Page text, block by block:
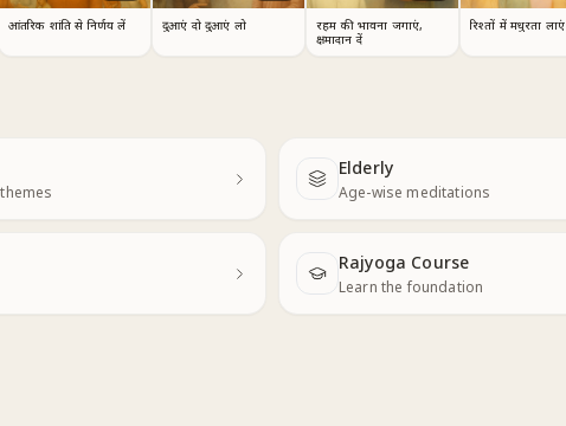
आंतरिक शांति से निर्णय लें दुआएं दो दुआएं लो
रहम की भावना जगाएं,
क्षमादान दें
रिश्तों में मधुरता लाएं
Elderly
Age-wise meditations
Next
Rajyoga Course
Learn the foundation